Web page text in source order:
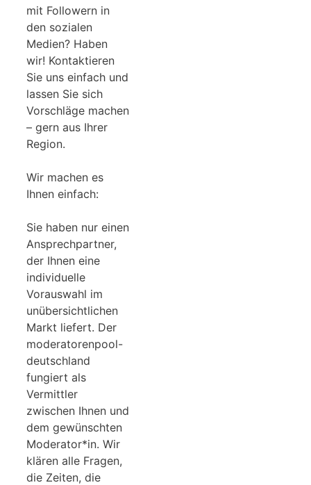
mit Followern in
den sozialen
Medien? Haben
wir! Kontaktieren
Sie uns einfach und
lassen Sie sich
Vorschläge machen
– gern aus Ihrer
Region.
Wir machen es
Ihnen einfach:
Sie haben nur einen
Ansprechpartner,
der Ihnen eine
individuelle
Vorauswahl im
unübersichtlichen
Markt liefert. Der
moderatorenpool-
deutschland
fungiert als
Vermittler
zwischen Ihnen und
dem gewünschten
Moderator*in. Wir
klären alle Fragen,
die Zeiten, die